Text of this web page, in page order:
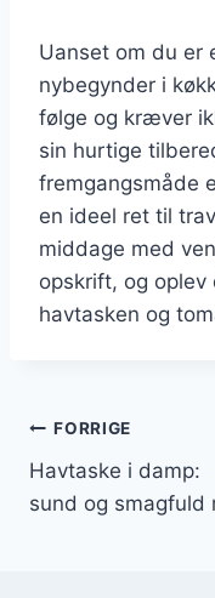
Uanset om du er
nybegynder i
følge og kræver
sin hurtige
fremgangsmåde
en ideel ret til
middage med
opskrift, og oplev
havtasken og
FORRIGE
Havtaske i damp:
sund og smagfuld